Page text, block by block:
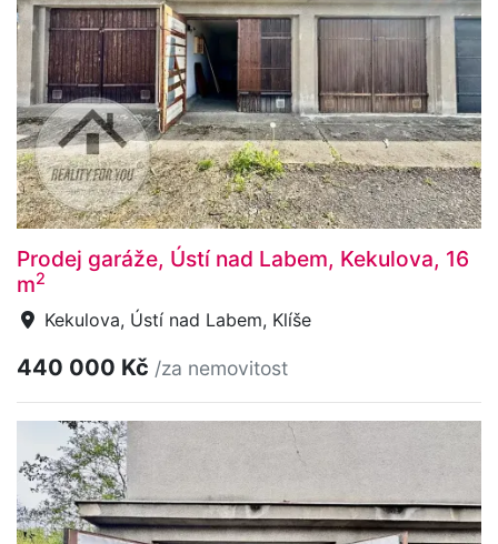
Prodej garáže, Ústí nad Labem, Kekulova, 16
m2
Kekulova, Ústí nad Labem, Klíše
440 000 Kč /za nemovitost